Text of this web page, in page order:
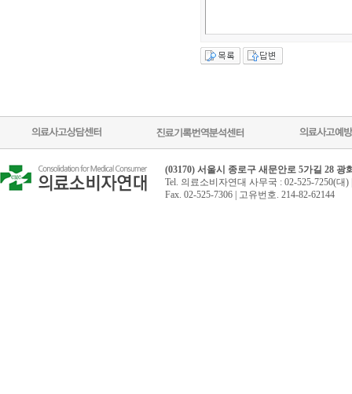
(03170) 서울시 종로구 새문안로 5가길 28 광
Tel. 의료소비자연대 사무국 : 02-525-7250(대
Fax. 02-525-7306 | 고유번호. 214-82-62144